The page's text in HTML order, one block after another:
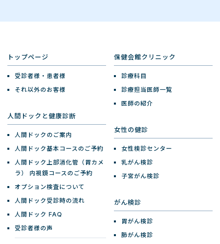
トップページ
受診者様・患者様
それ以外のお客様
人間ドックと健康診断
人間ドックのご案内
人間ドック基本コースのご予約
人間ドック上部消化管（胃カメ
ラ）
内視鏡コースのご予約
オプション検査について
人間ドック受診時の流れ
人間ドック FAQ
受診者様の声
保健会館クリニック
診療科目
診療担当医師一覧
医師の紹介
女性の健診
女性検診センター
乳がん検診
子宮がん検診
がん検診
胃がん検診
肺がん検診